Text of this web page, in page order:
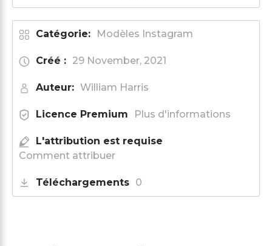
Catégorie: Modèles Instagram
Créé : 29 November, 2021
Auteur: William Harris
Licence Premium Plus d'informations
L'attribution est requise
Comment attribuer
Téléchargements 0